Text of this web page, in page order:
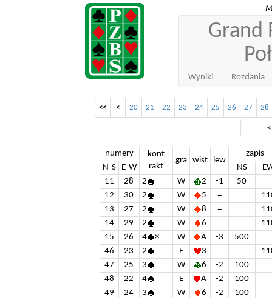
Grand
Wyniki Rozdania
<< < 20 21 22 23 24 25 26 27 28
<
numery
kont
rakt
gra wist lew
zapis
N-S
E-W NS
11
28 2 W 2 -1
50
12
30 2 W 5 =
13
27 2 W 8 =
14
29 2 W 6 =
15
26 4 × W A -3
500
46
23 2 E 3 =
47
25 3 W 6 -2
100
48
22 4 E A -2
100
49
24 3 W 6 -2
100